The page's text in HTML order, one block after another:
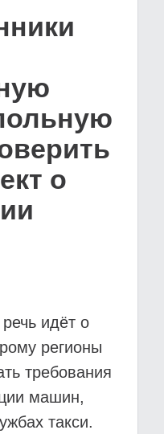
о
идёт о
регионы
требования
машин,
такси.